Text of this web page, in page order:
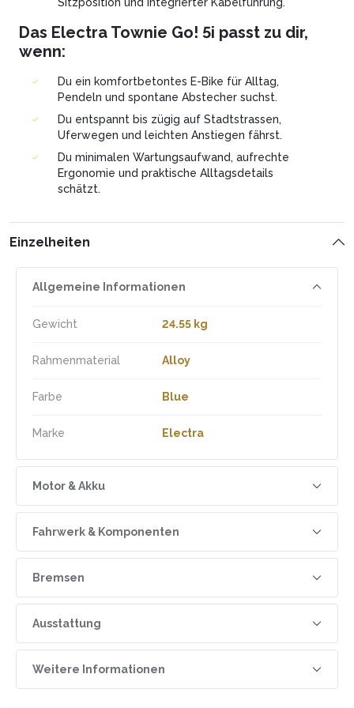
Das Electra Townie Go! 5i passt zu dir,
wenn:
Du ein komfortbetontes E-Bike für Alltag,
Pendeln und spontane Abstecher suchst.
Du entspannt bis zügig auf Stadtstrassen,
Uferwegen und leichten Anstiegen fährst.
Du minimalen Wartungsaufwand, aufrechte
Ergonomie und praktische Alltagsdetails
schätzt.
Einzelheiten
Allgemeine Informationen
Gewicht 24.55 kg
Rahmenmaterial Alloy
Farbe Blue
Marke Electra
Motor & Akku
Geschwindigkeit 25 km/h
Motor Bosch Active Line Plus
Akku Kapazität
Akku
Bosch PowerPack
Fahrwerk & Komponenten
Rahmenform Wave
Gabel Electra Steel Fork
Bremsen
Ausstattung
Weitere Informationen